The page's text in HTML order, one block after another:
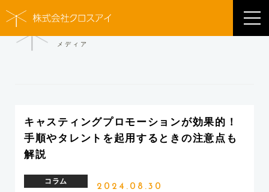
MEDIA
メディア
キャスティングプロモーションが効果的！
手順やタレントを起用するときの注意点も
解説
コラム
2024.08.30